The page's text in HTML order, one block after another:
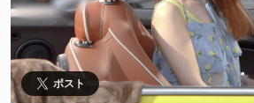
ポスト